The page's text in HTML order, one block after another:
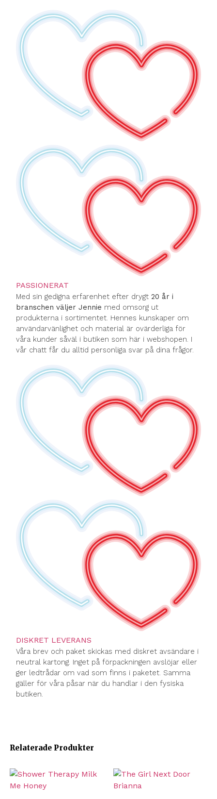
PASSIONERAT
Med sin gedigna erfarenhet efter drygt 20 år i
branschen väljer Jennie med omsorg ut
produkterna i sortimentet. Hennes kunskaper om
användarvänlighet och material är ovärderliga för
våra kunder såväl i butiken som här i webshopen. I
vår chatt får du alltid personliga svar på dina frågor.
DISKRET LEVERANS
Våra brev och paket skickas med diskret avsändare i
neutral kartong. Inget på förpackningen avslöjar eller
ger ledtrådar om vad som finns i paketet. Samma
gäller för våra påsar när du handlar i den fysiska
butiken.
Relaterade Produkter